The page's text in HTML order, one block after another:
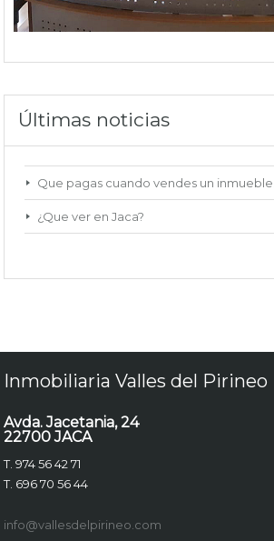
Últimas noticias
Que pagas cuando vendes un inmueble.
¿Que ver en Jaca?
Inmobiliaria Valles del Pirineo
Avda. Jacetania, 24
22700 JACA
T. 974 56 42 71
T. 696 70 56 44
info@vallesdelpirineo.com